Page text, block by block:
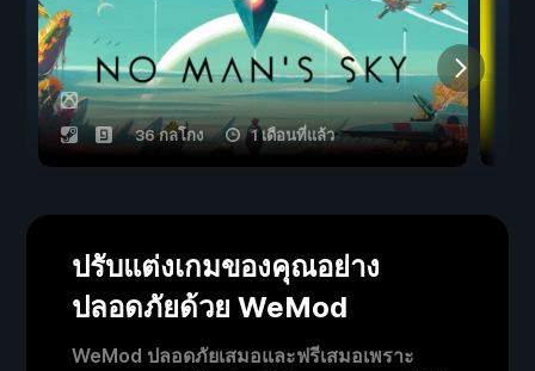
36 กลโกง 1 เดือนที่แล้ว
ปรับแต่งเกมของคุณอย่าง
ปลอดภัยด้วย WeMod
WeMod ปลอดภัยเสมอและฟรีเสมอเพราะ